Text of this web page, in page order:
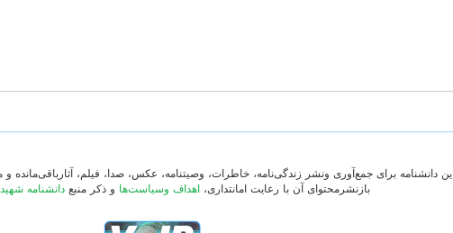
این دانشنامه برای جمع‌آوری ونشر زندگی‌نامه، خاطرات، وصیتنامه، عکس، صدا، فیلم،
بازنشرمحتوای آن با رعایت امانتداری، اهداف وسیاست‌ها و ذکر منبعدانشنامه